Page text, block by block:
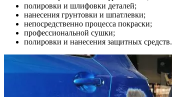
полировки и шлифовки деталей;
нанесения грунтовки и шпатлевки;
непосредственно процесса покраски;
профессиональной сушки;
полировки и нанесения защитных средств.